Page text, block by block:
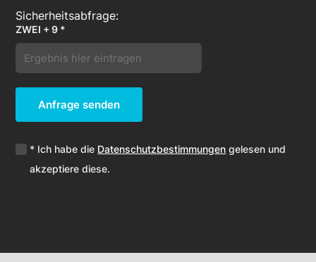
ZWEI + 9 *
Anfrage senden
* Ich habe die Datenschutzbestimmungen gelesen und
akzeptiere diese.